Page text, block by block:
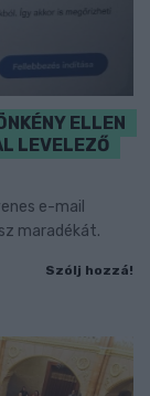
ELLEN
LEVELEZŐ
e-mail
maradékát.
Szólj hozzá!